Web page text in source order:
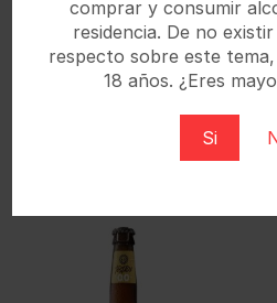
comprar y consumir
residencia. De no
respecto sobre este
18 años. ¿Eres
Si